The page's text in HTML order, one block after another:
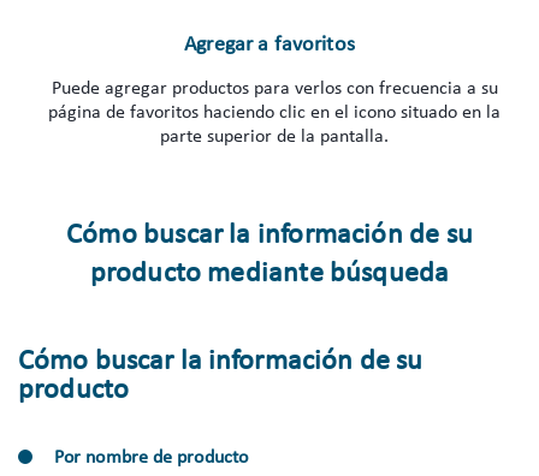
Agregar a favoritos
Puede agregar productos para verlos con frecuencia a su
página de favoritos haciendo clic en el icono situado en la
parte superior de la pantalla.
Cómo buscar la información de su
producto mediante búsqueda
Cómo buscar la información de su
producto
Por nombre de producto